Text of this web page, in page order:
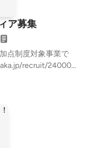
ア募集
点制度対象事業で
recruit/240000
お気軽に！⇒⁠⁠⁠⁠⁠⁠⁠⁠⁠⁠⁠⁠⁠⁠⁠⁠⁠⁠⁠⁠⁠⁠⁠⁠⁠⁠⁠⁠⁠⁠⁠⁠⁠⁠⁠⁠⁠⁠⁠⁠⁠⁠⁠⁠⁠⁠⁠⁠⁠⁠⁠⁠⁠⁠⁠⁠⁠⁠⁠⁠⁠⁠⁠⁠⁠⁠⁠⁠⁠⁠⁠⁠⁠⁠⁠⁠⁠⁠⁠⁠⁠⁠⁠⁠⁠⁠⁠⁠⁠⁠⁠⁠⁠⁠⁠⁠⁠⁠⁠⁠⁠⁠⁠⁠⁠⁠⁠⁠⁠⁠⁠⁠⁠⁠⁠⁠⁠⁠⁠⁠⁠⁠⁠⁠⁠⁠⁠⁠⁠⁠⁠⁠⁠⁠⁠⁠⁠⁠⁠⁠⁠⁠⁠⁠⁠⁠⁠⁠⁠⁠⁠⁠⁠⁠⁠⁠⁠⁠⁠⁠⁠⁠⁠⁠⁠⁠⁠⁠⁠⁠⁠⁠⁠⁠⁠⁠⁠⁠⁠⁠⁠⁠⁠⁠⁠⁠⁠⁠⁠⁠⁠⁠⁠⁠⁠⁠⁠⁠⁠⁠⁠⁠⁠⁠⁠⁠⁠⁠⁠⁠⁠⁠⁠⁠⁠⁠⁠⁠⁠⁠⁠⁠⁠⁠⁠⁠⁠⁠⁠⁠⁠⁠⁠⁠⁠⁠⁠⁠⁠⁠⁠⁠⁠⁠⁠⁠⁠⁠⁠⁠⁠⁠⁠⁠⁠⁠⁠⁠⁠⁠⁠⁠⁠⁠⁠⁠⁠⁠⁠⁠⁠⁠⁠⁠⁠⁠⁠⁠⁠⁠⁠⁠⁠⁠⁠⁠⁠⁠⁠⁠⁠⁠⁠⁠⁠⁠⁠⁠⁠⁠⁠⁠⁠⁠⁠⁠⁠⁠⁠⁠⁠⁠⁠⁠⁠⁠⁠⁠⁠⁠⁠⁠⁠⁠⁠⁠⁠⁠⁠⁠⁠⁠⁠⁠⁠⁠⁠⁠⁠⁠⁠⁠⁠⁠⁠⁠⁠⁠⁠⁠⁠⁠⁠⁠⁠⁠⁠⁠⁠⁠⁠⁠⁠⁠⁠⁠⁠⁠⁠⁠⁠⁠⁠⁠⁠⁠⁠⁠⁠⁠⁠⁠⁠⁠⁠⁠⁠⁠⁠⁠⁠⁠⁠⁠⁠⁠⁠⁠⁠⁠⁠⁠⁠⁠⁠⁠⁠⁠⁠⁠⁠⁠⁠⁠⁠⁠⁠⁠⁠⁠⁠⁠⁠⁠⁠⁠⁠⁠⁠⁠⁠⁠⁠⁠⁠⁠⁠⁠⁠⁠⁠⁠⁠⁠⁠⁠⁠⁠⁠⁠⁠⁠⁠⁠⁠⁠⁠http